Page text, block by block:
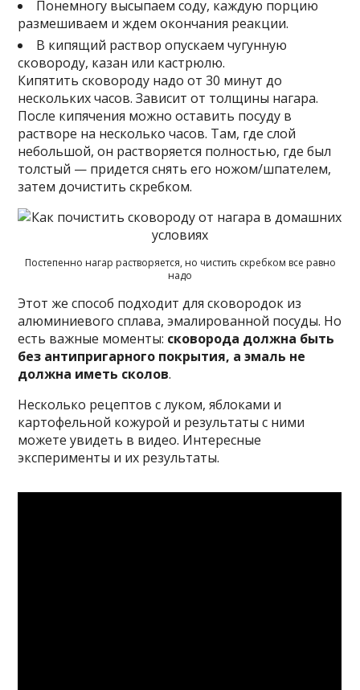
Понемногу высыпаем соду, каждую порцию
размешиваем и ждем окончания реакции.
В кипящий раствор опускаем чугунную
сковороду, казан или кастрюлю.
Кипятить сковороду надо от 30 минут до
нескольких часов. Зависит от толщины нагара.
После кипячения можно оставить посуду в
растворе на несколько часов. Там, где слой
небольшой, он растворяется полностью, где был
толстый — придется снять его ножом/шпателем,
затем дочистить скребком.
Постепенно нагар растворяется, но чистить скребком все равно
надо
Этот же способ подходит для сковородок из
алюминиевого сплава, эмалированной посуды. Но
есть важные моменты: сковорода должна быть
без антипригарного покрытия, а эмаль не
должна иметь сколов.
Несколько рецептов с луком, яблоками и
картофельной кожурой и результаты с ними
можете увидеть в видео. Интересные
эксперименты и их результаты.